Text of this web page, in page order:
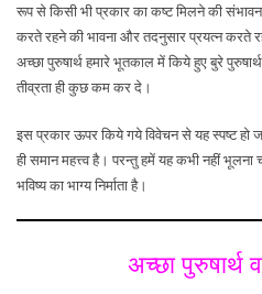
रूप से किसी भी प्रकार का कष्ट मिलने की
करते रहने की भावना और तदनुसार प्रयत्न करते
अच्छा पुरुषार्थ हमारे भूतकाल में किये हुए बुरे
तीव्रता ही कुछ कम कर दे।
इस प्रकार ऊपर किये गये विवेचन से यह स्पष्ट हो
ही समान महत्त्व है। परन्तु हमें यह कभी नहीं भूलना
भविष्य का भाग्य निर्माता है।
अच्छा पुरुषार्थ